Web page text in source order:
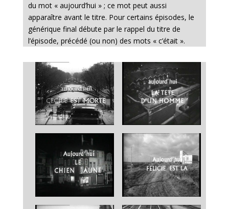
du mot « aujourd’hui » ; ce mot peut aussi
apparaître avant le titre. Pour certains épisodes, le
générique final débute par le rappel du titre de
l’épisode, précédé (ou non) des mots « c’était ».